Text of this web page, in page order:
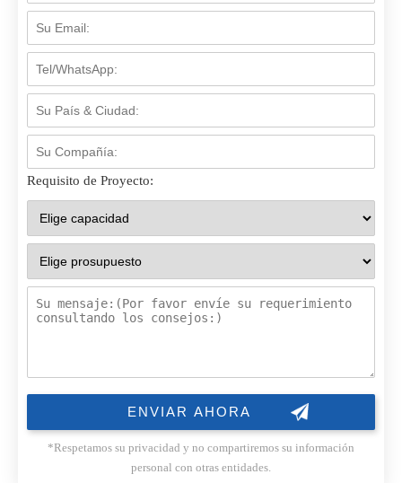
Requisito de Proyecto:
*Respetamos su privacidad y no compartiremos su información
personal con otras entidades.